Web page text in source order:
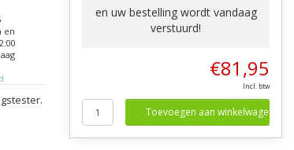
en
en uw bestelling wordt vandaag
verstuurd!
€81,95
Incl. btw
Toevoegen aan winkelwagen